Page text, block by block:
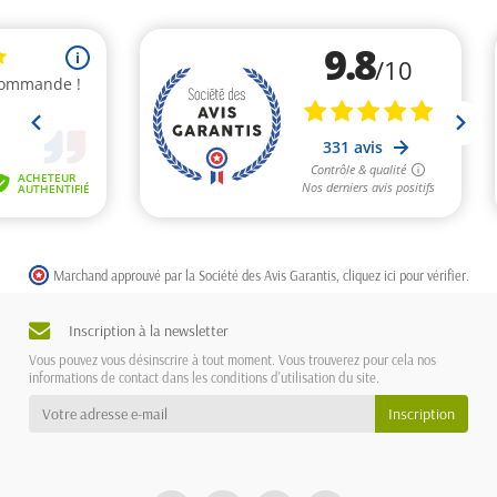
Marchand approuvé par la Société des Avis Garantis, cliquez ici pour vérifier
Inscription à la newsletter
Vous pouvez vous désinscrire à tout moment. Vous trouverez pour cela nos
informations de contact dans les conditions d'utilisation du site.